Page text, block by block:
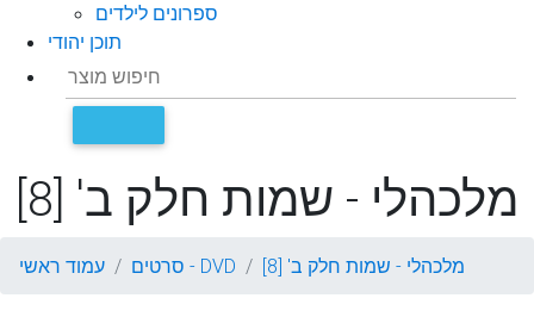
ספרונים לילדים
תוכן יהודי
מלכהלי - שמות חלק ב' [8]
עמוד ראשי סרטים - DVD מלכהלי - שמות חלק ב' [8]